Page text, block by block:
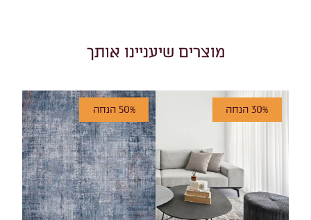
מוצרים שיעניינו אותך
30% הנחה 50% הנחה